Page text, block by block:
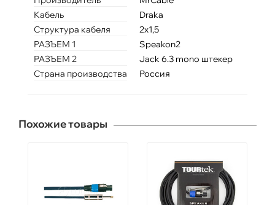
Кабель
Draka
Структура кабеля
2x1,5
РАЗЪЕМ 1
Speakon2
РАЗЪЕМ 2
Jack 6.3 mono штекер
Страна производства
Россия
Похожие товары